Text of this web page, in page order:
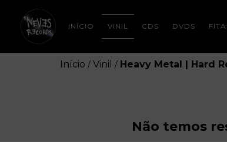
INÍCIO VINIL CDS DVDS
Início / Vinil / Heavy Metal | Hard
Não temos